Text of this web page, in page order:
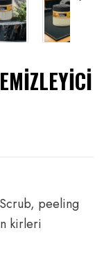
peeling
kirleri